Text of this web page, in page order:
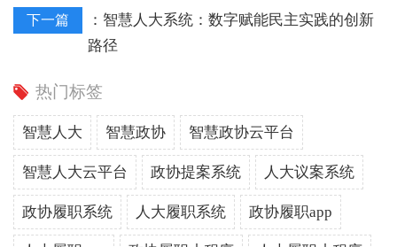
下一篇 ： 智慧人大系统：数字赋能民主实践的创新
路径
热门标签
智慧人大 智慧政协 智慧政协云平台
智慧人大云平台 政协提案系统 人大议案系统
政协履职系统 人大履职系统 政协履职app